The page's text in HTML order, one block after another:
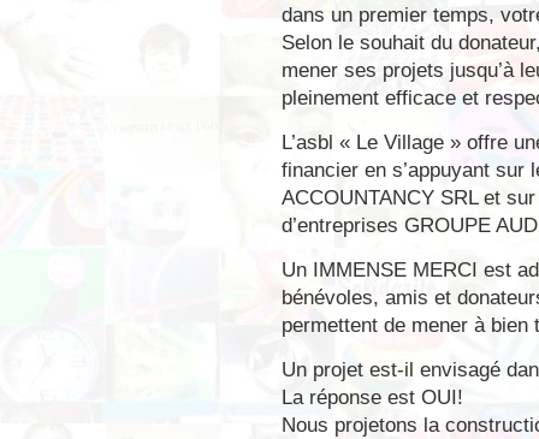
dans un premier temps,
Selon le souhait du
mener ses projets jusqu’à
pleinement efficace et
L’asbl « Le Village » offre
financier en s’appuyant sur
ACCOUNTANCY SRL et
d’entreprises GROUPE
Un IMMENSE MERCI est
bénévoles, amis et
permettent de mener à bien
Un projet est-il envisagé
La réponse est OUI!
Nous projetons la